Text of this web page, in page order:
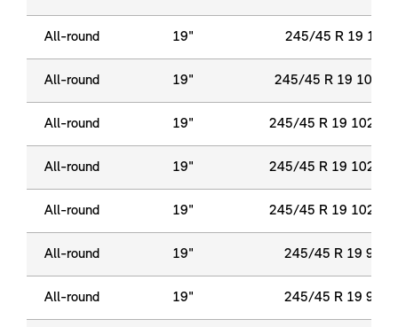
All-round 19" 245/45 R 19 102
All-round 19" 245/45 R 19 102 Y
All-round 19" 245/45 R 19 102 H
All-round 19" 245/45 R 19 102 H
All-round 19" 245/45 R 19 102 H
All-round 19" 245/45 R 19 98 Y
All-round 19" 245/45 R 19 98 Y